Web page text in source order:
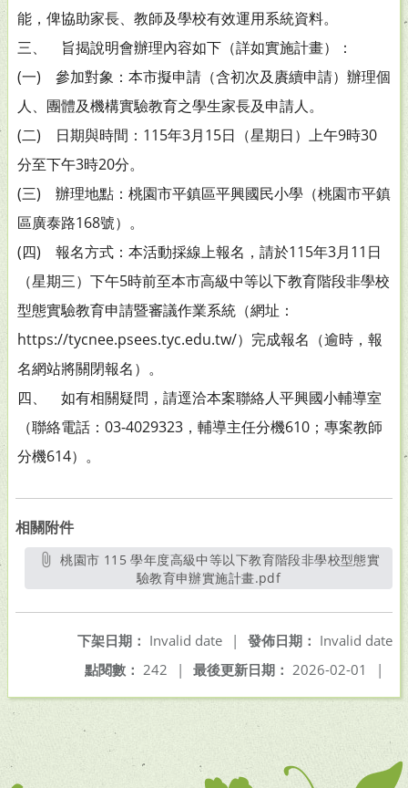
能，俾協助家長、教師及學校有效運用系統資料。
三、 旨揭說明會辦理內容如下（詳如實施計畫）：
(一) 參加對象：本市擬申請（含初次及賡續申請）辦理個
人、團體及機構實驗教育之學生家長及申請人。
(二) 日期與時間：115年3月15日（星期日）上午9時30
分至下午3時20分。
(三) 辦理地點：桃園市平鎮區平興國民小學（桃園市平鎮
區廣泰路168號）。
(四) 報名方式：本活動採線上報名，請於115年3月11日
（星期三）下午5時前至本市高級中等以下教育階段非學校
型態實驗教育申請暨審議作業系統（網址：
https://tycnee.psees.tyc.edu.tw/）完成報名（逾時，報
名網站將關閉報名）。
四、 如有相關疑問，請逕洽本案聯絡人平興國小輔導室
（聯絡電話：03-4029323，輔導主任分機610；專案教師
分機614）。
相關附件
桃園市 115 學年度高級中等以下教育階段非學校型態實
驗教育申辦實施計畫.pdf另開新視窗
發佈日期： Invalid date
下架日期： Invalid date
|
最後更新日期： 2026-02-01 |
點閱數： 242 |